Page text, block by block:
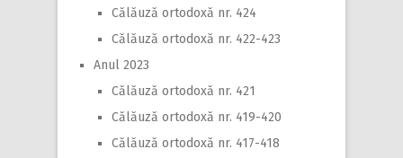
Călăuză ortodoxă nr. 424
Călăuză ortodoxă nr. 422-423
Anul 2023
Călăuză ortodoxă nr. 421
Călăuză ortodoxă nr. 419-420
Călăuză ortodoxă nr. 417-418